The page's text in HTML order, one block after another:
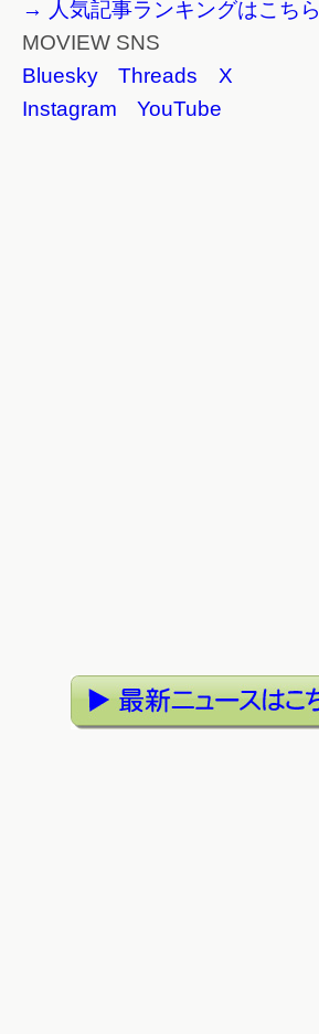
→ 人気記事ランキングはこちら
MOVIEW SNS
Bluesky
Threads
X
Instagram
YouTube